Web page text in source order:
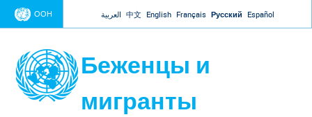
Jump to navigation
ООН العربية 中文 English Français Русский Español
Беженцы и
мигранты